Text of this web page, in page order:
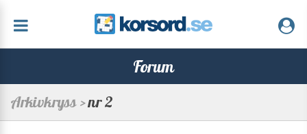
Forum
Arkivkryss >nr 2